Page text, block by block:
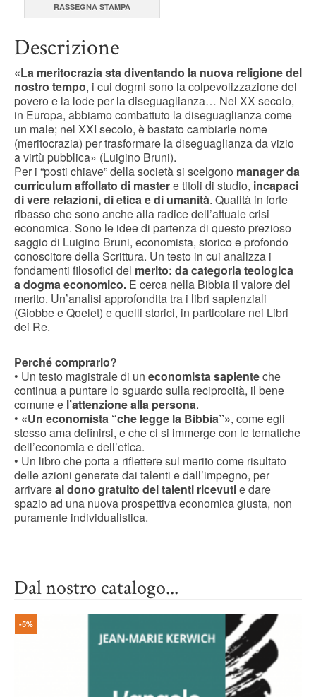
RASSEGNA STAMPA
Descrizione
«La meritocrazia sta diventando la nuova religione del
nostro tempo, i cui dogmi sono la colpevolizzazione del
povero e la lode per la diseguaglianza… Nel XX secolo,
in Europa, abbiamo combattuto la diseguaglianza come
un male; nel XXI secolo, è bastato cambiarle nome
(meritocrazia) per trasformare la diseguaglianza da vizio
a virtù pubblica» (Luigino Bruni).
Per i “posti chiave” della società si scelgono manager da
curriculum affollato di mastere titoli di studio, incapaci
di vere relazioni, di etica e di umanità. Qualità in forte
ribasso che sono anche alla radice dell’attuale crisi
economica. Sono le idee di partenza di questo prezioso
saggio di Luigino Bruni, economista, storico e profondo
conoscitore della Scrittura. Un testo in cui analizza i
fondamenti filosofici del merito: da categoria teologica
a dogma economico. E cerca nella Bibbia il valore del
merito. Un’analisi approfondita tra i libri sapienziali
(Giobbe e Qoelet) e quelli storici, in particolare nei Libri
dei Re.
Perché comprarlo?
• Un testo magistrale di un economista sapienteche
continua a puntare lo sguardo sulla reciprocità, il bene
comune e l’attenzione alla persona.
• «Un economista “che legge la Bibbia”», come egli
stesso ama definirsi, e che ci si immerge con le tematiche
dell’economia e dell’etica.
• Un libro che porta a riflettere sul merito come risultato
delle azioni generate dai talenti e dall’impegno, per
arrivareal dono gratuito dei talenti ricevutie dare
spazio ad una nuova prospettiva economica giusta, non
puramente individualistica.
Dal nostro catalogo...
-5%